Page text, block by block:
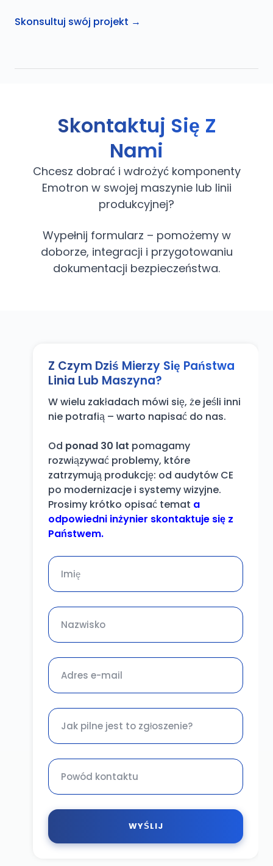
Skonsultuj swój projekt →
Skontaktuj Się Z
Nami
Chcesz dobrać i wdrożyć komponenty
Emotron w swojej maszynie lub linii
produkcyjnej?
Wypełnij formularz – pomożemy w
doborze, integracji i przygotowaniu
dokumentacji bezpieczeństwa.
Z Czym Dziś Mierzy Się Państwa
Linia Lub Maszyna?
W wielu zakładach mówi się, że jeśli inni
nie potrafią – warto napisać do nas.
Od ponad 30 lat pomagamy
rozwiązywać problemy, które
zatrzymują produkcję: od audytów CE
po modernizacje i systemy wizyjne.
Prosimy krótko opisać temat a
odpowiedni inżynier skontaktuje się z
Państwem.
WYŚLIJ